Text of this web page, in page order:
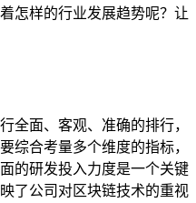
怎样的行业发展趋势呢？让
全面、客观、准确的排行，
综合考量多个维度的指标，
的研发投入力度是一个关键
了公司对区块链技术的重视